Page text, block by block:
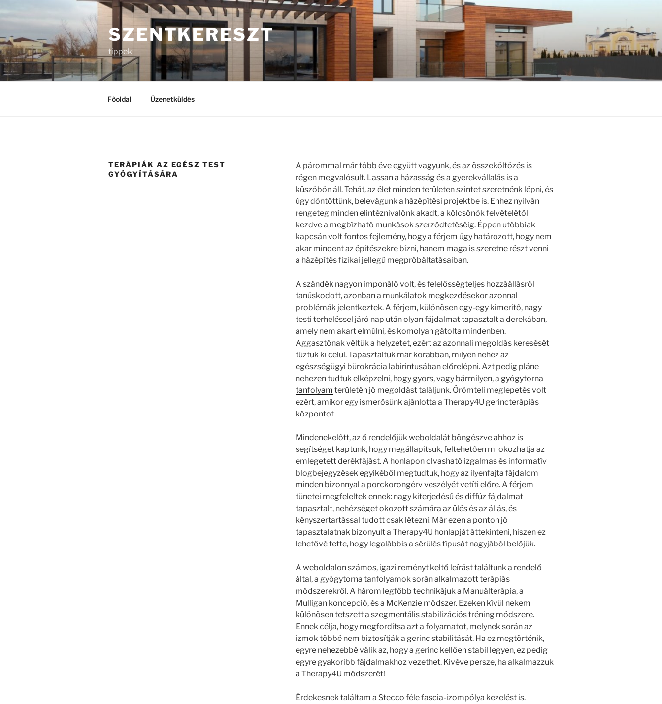
SZENTKERESZT
tippek
Főoldal Üzenetküldés
TERÁPIÁK AZ EGÉSZ TEST
GYÓGYÍTÁSÁRA
A párommal már több éve együtt vagyunk, és az összeköltözés is
régen megvalósult. Lassan a házasság és a gyerekvállalás is a
küszöbön áll. Tehát, az élet minden területen szintet szeretnénk lépni, és
úgy döntöttünk, belevágunk a házépítési projektbe is. Ehhez nyilván
rengeteg minden elintéznivalónk akadt, a kölcsönök felvételétől
kezdve a megbízható munkások szerződtetéséig. Éppen utóbbiak
kapcsán volt fontos fejlemény, hogy a férjem úgy határozott, hogy nem
akar mindent az építészekre bízni, hanem maga is szeretne részt venni
a házépítés fizikai jellegű megpróbáltatásaiban.
A szándék nagyon imponáló volt, és felelősségteljes hozzáállásról
tanúskodott, azonban a munkálatok megkezdésekor azonnal
problémák jelentkeztek. A férjem, különösen egy-egy kimerítő, nagy
testi terheléssel járó nap után olyan fájdalmat tapasztalt a derekában,
amely nem akart elmúlni, és komolyan gátolta mindenben.
Aggasztónak véltük a helyzetet, ezért az azonnali megoldás keresését
tűztük ki célul. Tapasztaltuk már korábban, milyen nehéz az
egészségügyi bürokrácia labirintusában előrelépni. Azt pedig pláne
nehezen tudtuk elképzelni, hogy gyors, vagy bármilyen, a gyógytorna
tanfolyam területén jó megoldást találjunk. Örömteli meglepetés volt
ezért, amikor egy ismerősünk ajánlotta a Therapy4U gerincterápiás
központot.
Mindenekelőtt, az ő rendelőjük weboldalát böngészve ahhoz is
segítséget kaptunk, hogy megállapítsuk, feltehetően mi okozhatja az
emlegetett derékfájást. A honlapon olvasható izgalmas és informatív
blogbejegyzések egyikéből megtudtuk, hogy az ilyenfajta fájdalom
minden bizonnyal a porckorongérv veszélyét vetíti előre. A férjem
tünetei megfeleltek ennek: nagy kiterjedésű és diffúz fájdalmat
tapasztalt, nehézséget okozott számára az ülés és az állás, és
kényszertartással tudott csak létezni. Már ezen a ponton jó
tapasztalatnak bizonyult a Therapy4U honlapját áttekinteni, hiszen ez
lehetővé tette, hogy legalábbis a sérülés típusát nagyjából belőjük.
A weboldalon számos, igazi reményt keltő leírást találtunk a rendelő
által, a gyógytorna tanfolyamok során alkalmazott terápiás
módszerekről. A három legfőbb technikájuk a Manuálterápia, a
Mulligan koncepció, és a McKenzie módszer. Ezeken kívül nekem
különösen tetszett a szegmentális stabilizációs tréning módszere.
Ennek célja, hogy megfordítsa azt a folyamatot, melynek során az
izmok többé nem biztosítják a gerinc stabilitását. Ha ez megtörténik,
egyre nehezebbé válik az, hogy a gerinc kellően stabil legyen, ez pedig
egyre gyakoribb fájdalmakhoz vezethet. Kivéve persze, ha alkalmazzuk
a Therapy4U módszerét!
Érdekesnek találtam a Stecco féle fascia-izompólya kezelést is.